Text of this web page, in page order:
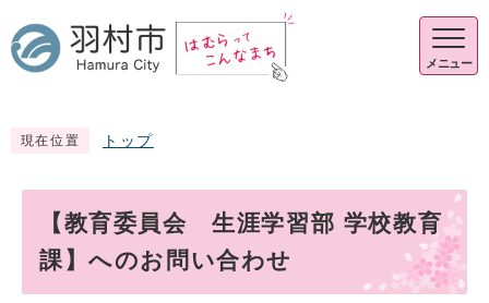
メニュー
現在位置 トップ
【教育委員会 生涯学習部 学校教育
課】へのお問い合わせ